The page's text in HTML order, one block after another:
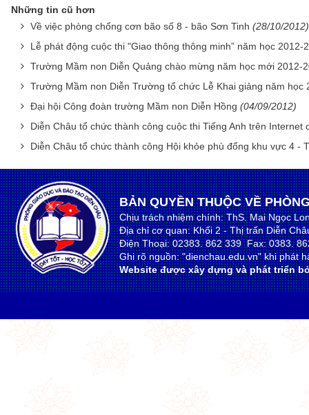
Những tin cũ hơn
Về việc phòng chống cơn bão số 8 - bão Sơn Tinh (28/10/2012)
Lễ phát động cuộc thi "Giao thông thông minh” năm học 2012-
Trường Mầm non Diễn Quảng chào mừng năm học mới 2012-
Trường Mầm non Diễn Trường tổ chức Lễ Khai giảng năm học
Đại hội Công đoàn trường Mầm non Diễn Hồng (04/09/2012)
Diễn Châu tổ chức thành công cuộc thi Tiếng Anh trên Internet
Diễn Châu tổ chức thành công Hội khỏe phù đổng khu vực 4 -
BẢN QUYỀN THUỘC VỀ
Chịu trách nhiệm chính: ThS. Mai Ngọc
Địa chỉ cơ quan: Khối 2 - Thị trấn Diễn
Điện Thoại: 02383. 862 339 Fax: 0383.
Ghi rõ nguồn: "dienchau.edu.vn" khi phát
Website được xây dựng và phát triển